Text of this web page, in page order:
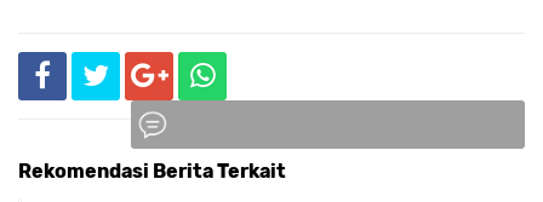
Rekomendasi Berita Terkait